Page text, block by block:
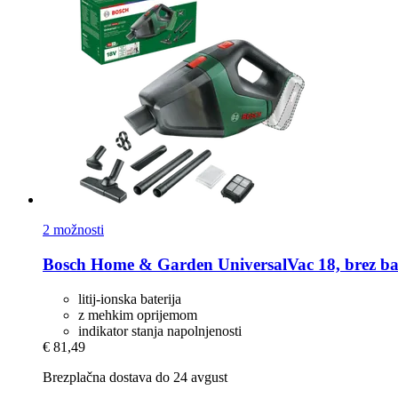
2 možnosti
Bosch Home & Garden UniversalVac 18, brez
litij-ionska baterija
z mehkim oprijemom
indikator stanja napolnjenosti
€ 81,49
Brezplačna dostava do 24 avgust